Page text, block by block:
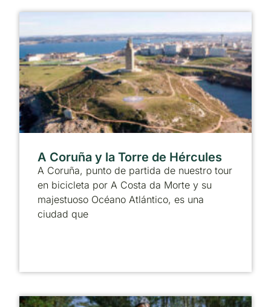
A Coruña y la Torre de Hércules
A Coruña, punto de partida de nuestro tour
en bicicleta por A Costa da Morte y su
majestuoso Océano Atlántico, es una
ciudad que